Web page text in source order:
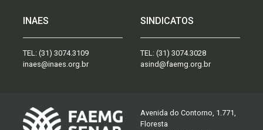
INAES
TEL: (31) 3074.3109
inaes@inaes.org.br
SINDICATOS
TEL: (31) 3074.3028
asind@faemg.org.br
Avenida do Contorno, 1.771,
Floresta